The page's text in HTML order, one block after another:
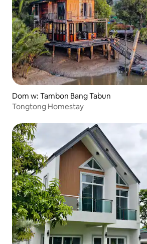
Dom w: Tambon Bang Tabun
Tongtong Homestay